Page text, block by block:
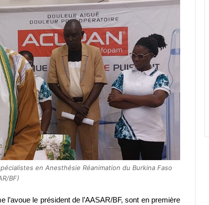
en Anesthésie Réanimation du Burkina Faso
BF)
le président de l’AASAR/BF, sont en première